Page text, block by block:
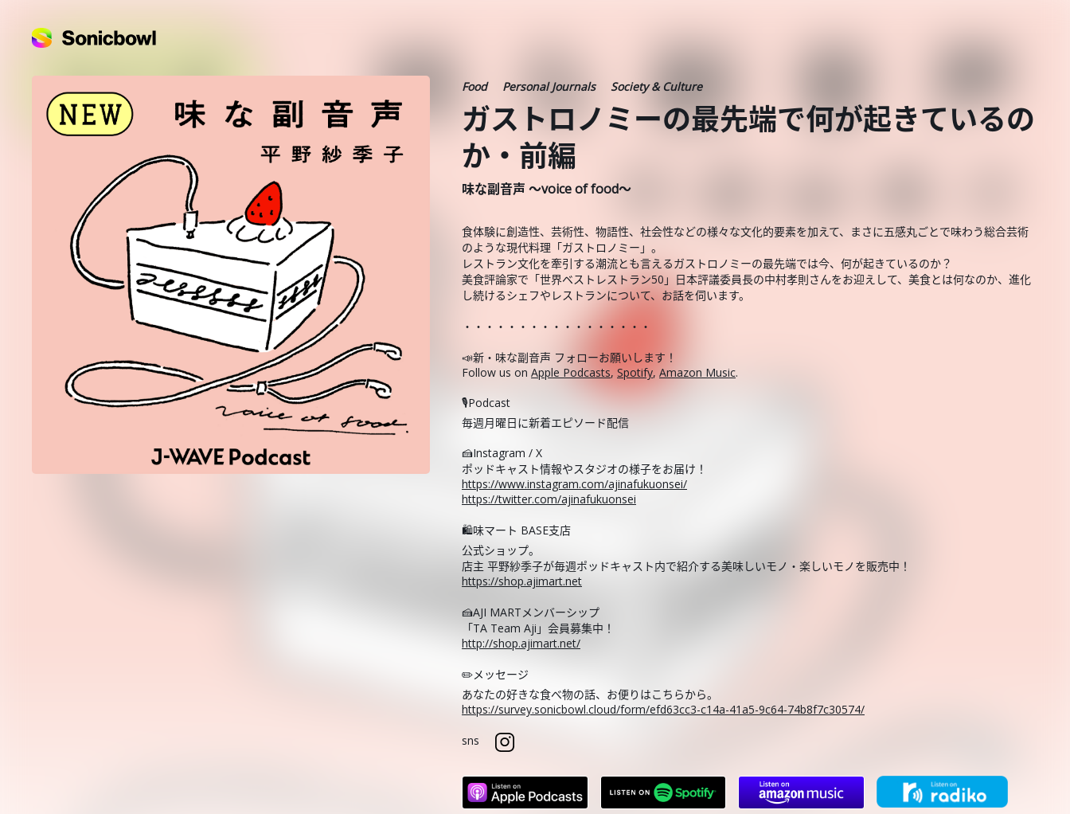
Food Personal Journals Society & Culture
ガストロノミーの最先端で何が起きているの
か・前編
味な副音声 ～voice of food～
食体験に創造性、芸術性、物語性、社会性などの様々な文化的要素を加えて、まさに五感丸ごとで味わう総合芸術
のような現代料理「ガストロノミー」。
レストラン文化を牽引する潮流とも言えるガストロノミーの最先端では今、何が起きているのか？
美食評論家で「世界ベストレストラン50」日本評議委員長の中村孝則さんをお迎えして、美食とは何なのか、進化
し続けるシェフやレストランについて、お話を伺います。
・・・・・・・・・・・・・・・・・
📣新・味な副音声 フォローお願いします！
Follow us on Apple Podcasts, Spotify, Amazon Music.
🎙️Podcast
毎週月曜日に新着エピソード配信
🍰Instagram / X
ポッドキャスト情報やスタジオの様子をお届け！
https://www.instagram.com/ajinafukuonsei/
https://twitter.com/ajinafukuonsei
🛍️味マート BASE支店
公式ショップ。
店主 平野紗季子が毎週ポッドキャスト内で紹介する美味しいモノ・楽しいモノを販売中！
https://shop.ajimart.net
🍰AJI MARTメンバーシップ
「TA Team Aji」会員募集中！
http://shop.ajimart.net/
✏️メッセージ
あなたの好きな食べ物の話、お便りはこちらから。
https://survey.sonicbowl.cloud/form/efd63cc3-c14a-41a5-9c64-74b8f7c30574/
sns